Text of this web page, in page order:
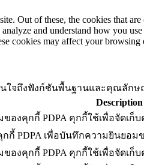
Out of these, the cookies that
and understand how you
cookies may affect your browsing
นใจถึงฟังก์ชันพื้นฐานและคุณลั
Description
งคุกกี้ PDPA คุกกี้ใช้เพื่อจัดเก็
กี้ PDPA เพื่อบันทึกความยินยอ
งคุกกี้ PDPA คุกกี้ใช้เพื่อจัดเ